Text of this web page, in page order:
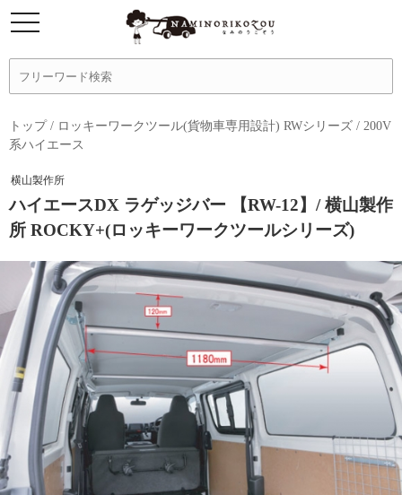
トップ/ ロッキーワークツール(貨物車専用設計) RWシリーズ / 200V
系ハイエース
横山製作所
ハイエースDX ラゲッジバー 【RW-12】/ 横山製作
所 ROCKY+(ロッキーワークツールシリーズ)